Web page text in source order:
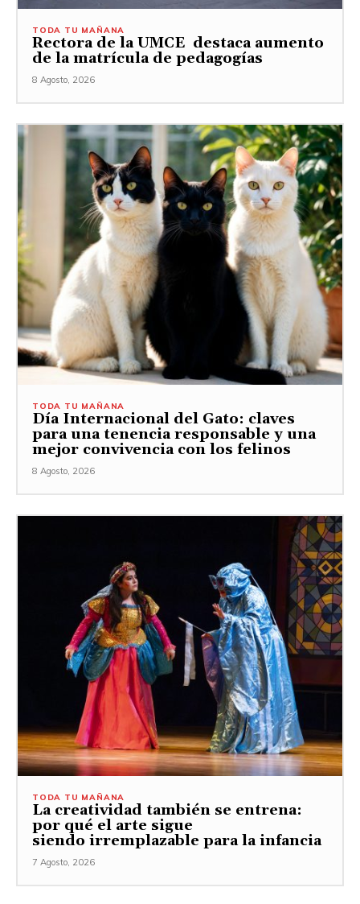
TODA TU MAÑANA
Rectora de la UMCE destaca aumento
de la matrícula de pedagogías
8 Agosto, 2026
TODA TU MAÑANA
Día Internacional del Gato: claves
para una tenencia responsable y una
mejor convivencia con los felinos
8 Agosto, 2026
TODA TU MAÑANA
La creatividad también se entrena:
por qué el arte sigue
siendo irremplazable para la infancia
7 Agosto, 2026